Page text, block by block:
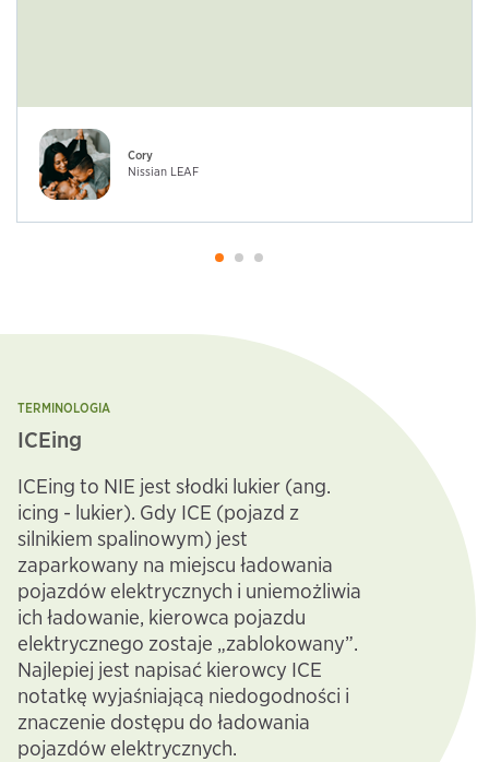
Cory
Nissian LEAF
TERMINOLOGIA
ICEing
ICEing to NIE jest słodki lukier (ang.
icing - lukier). Gdy ICE (pojazd z
silnikiem spalinowym) jest
zaparkowany na miejscu ładowania
pojazdów elektrycznych i uniemożliwia
ich ładowanie, kierowca pojazdu
elektrycznego zostaje „zablokowany”.
Najlepiej jest napisać kierowcy ICE
notatkę wyjaśniającą niedogodności i
znaczenie dostępu do ładowania
pojazdów elektrycznych.